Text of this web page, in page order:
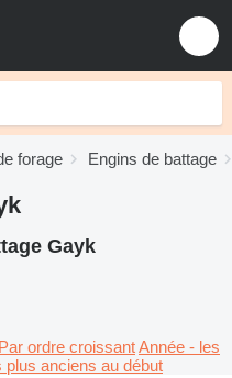
forage Engins de battage
Gayk
Par ordre croissantAnnée - les
plus anciens au début